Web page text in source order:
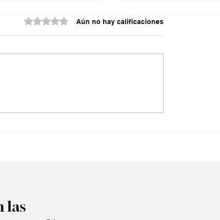
Obtuvo 0 de 5 estrellas.Aún no hay calificaciones
las